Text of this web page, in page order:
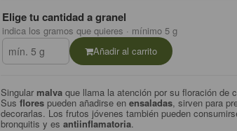
Elige tu cantidad a granel
indica los gramos que quieres · mínimo 5 g
Añadir al carrito
Singular malvaque llama la atención por su floración de
Susflorespueden añadirse en ensaladas, sirven para
decorarlas. Los frutos jóvenes también pueden
bronquitis y es antiinflamatoria.